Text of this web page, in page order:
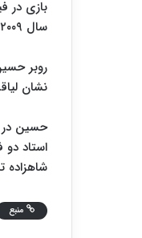
سال ۲۰۰۹ جلوی دوربین رفت.
روبر
نشان
حسین در
استاد
شاهزاده
منبع